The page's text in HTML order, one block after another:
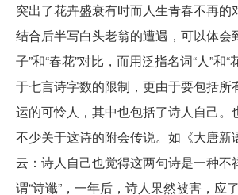
突出了花卉盛衰有时而人生青春不再的
结合后半写白头老翁的遭遇，可以体会
子”和“春花”对比，而用泛指名词“人”和
于七言诗字数的限制，更由于要包括所
运的可怜人，其中也包括了诗人自己。
不少关于这诗的附会传说。如《大唐新
云：诗人自己也觉得这两句诗是一种不
谓“诗谶”，一年后，诗人果然被害，应